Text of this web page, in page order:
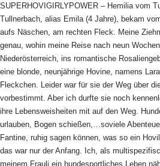
SUPERHOVIGIRLYPOWER – Hemilia vom
Tullnerbach, alias Emila (4 Jahre), bekam
aufs Näschen, am rechten Fleck. Meine
genau, wohin meine Reise nach neun
Niederösterreich, ins romantische
eine blonde, neunjährige Hovine, namens
Fleckchen. Leider war für sie der Weg über
vorbestimmt. Aber ich durfte sie noch
ihre Lebensweisheiten mit auf den Weg.
urlauben, Bogen schießen,…soviele
Fantine, ruhig sagen können, was so ein
das war nur der Anfang. Ich, als
meinem Frauli ein hundesportliches Leben